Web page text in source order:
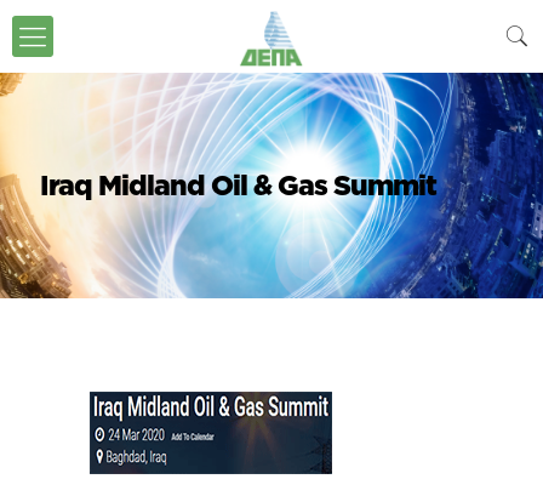
Iraq Midland Oil & Gas Summit